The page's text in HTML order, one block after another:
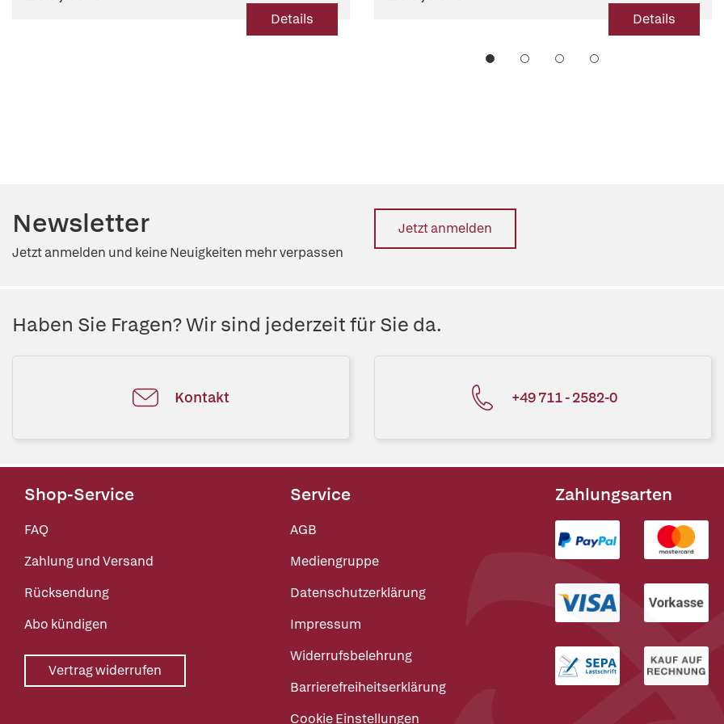
Details Details
Newsletter
Jetzt anmelden und keine Neuigkeiten mehr verpassen
Jetzt anmelden
Haben Sie Fragen? Wir sind jederzeit für Sie da.
Kontakt +49 711 - 2582-0
Shop-Service
FAQ
Zahlung und Versand
Rücksendung
Abo kündigen
Vertrag widerrufen
Service
AGB
Mediengruppe
Datenschutzerklärung
Impressum
Widerrufsbelehrung
Barrierefreiheitserklärung
Cookie Einstellungen
Zahlungsarten